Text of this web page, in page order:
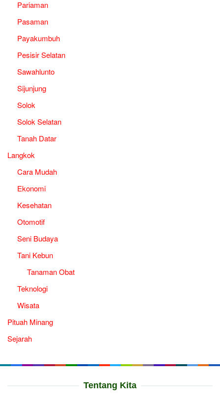
Pariaman
Pasaman
Payakumbuh
Pesisir Selatan
Sawahlunto
Sijunjung
Solok
Solok Selatan
Tanah Datar
Langkok
Cara Mudah
Ekonomi
Kesehatan
Otomotif
Seni Budaya
Tani Kebun
Tanaman Obat
Teknologi
Wisata
Pituah Minang
Sejarah
Tentang Kita